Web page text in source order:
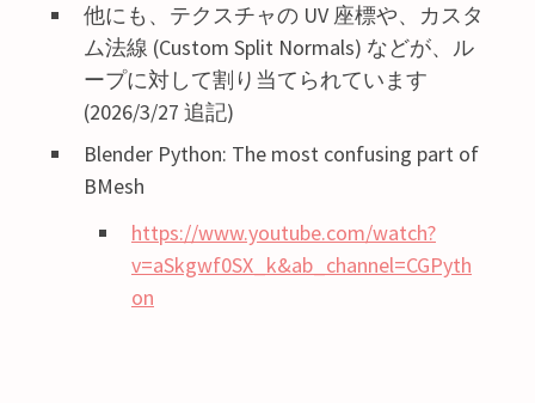
他にも、テクスチャの UV 座標や、カスタ
ム法線 (Custom Split Normals) などが、ル
ープに対して割り当てられています
(2026/3/27 追記)
Blender Python: The most confusing part of
BMesh
https://www.youtube.com/watch?
v=aSkgwf0SX_k&ab_channel=CGPyth
on